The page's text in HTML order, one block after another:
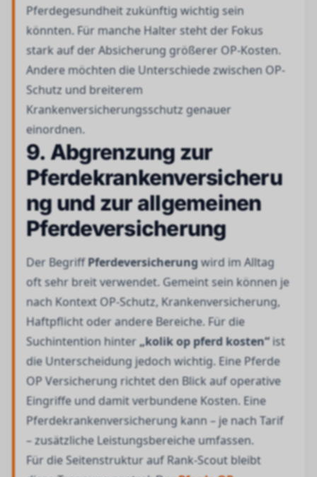
Pferdegesundheit zukünftig wichtig sein
könnten. Für manche Halter steht der Fokus
stark auf der Absicherung größerer OP-Kosten.
Andere möchten die Unterschiede zwischen OP-
Schutz und breiterem
Krankenversicherungsschutz genauer
einordnen.
9. Abgrenzung zur
Pferdekrankenversicheru
ng und zur allgemeinen
Pferdeversicherung
Der BegriffPferdeversicherungwird im Alltag
oft sehr breit verwendet. Gemeint sein können je
nach Kontext OP-Schutz, Krankenversicherung,
Haftpflicht oder andere Bereiche. Für die
Suchintention hinter„kolik op pferd kosten“ist
die Unterscheidung jedoch wichtig. Eine Pferde
OP Versicherung richtet den Blick auf operative
Eingriffe und damit verbundene Kosten. Eine
Pferdekrankenversicherung kann – je nach Tarif
– zusätzliche Leistungsbereiche umfassen.
Für die Seitenstruktur auf Rank-Scout bleibt